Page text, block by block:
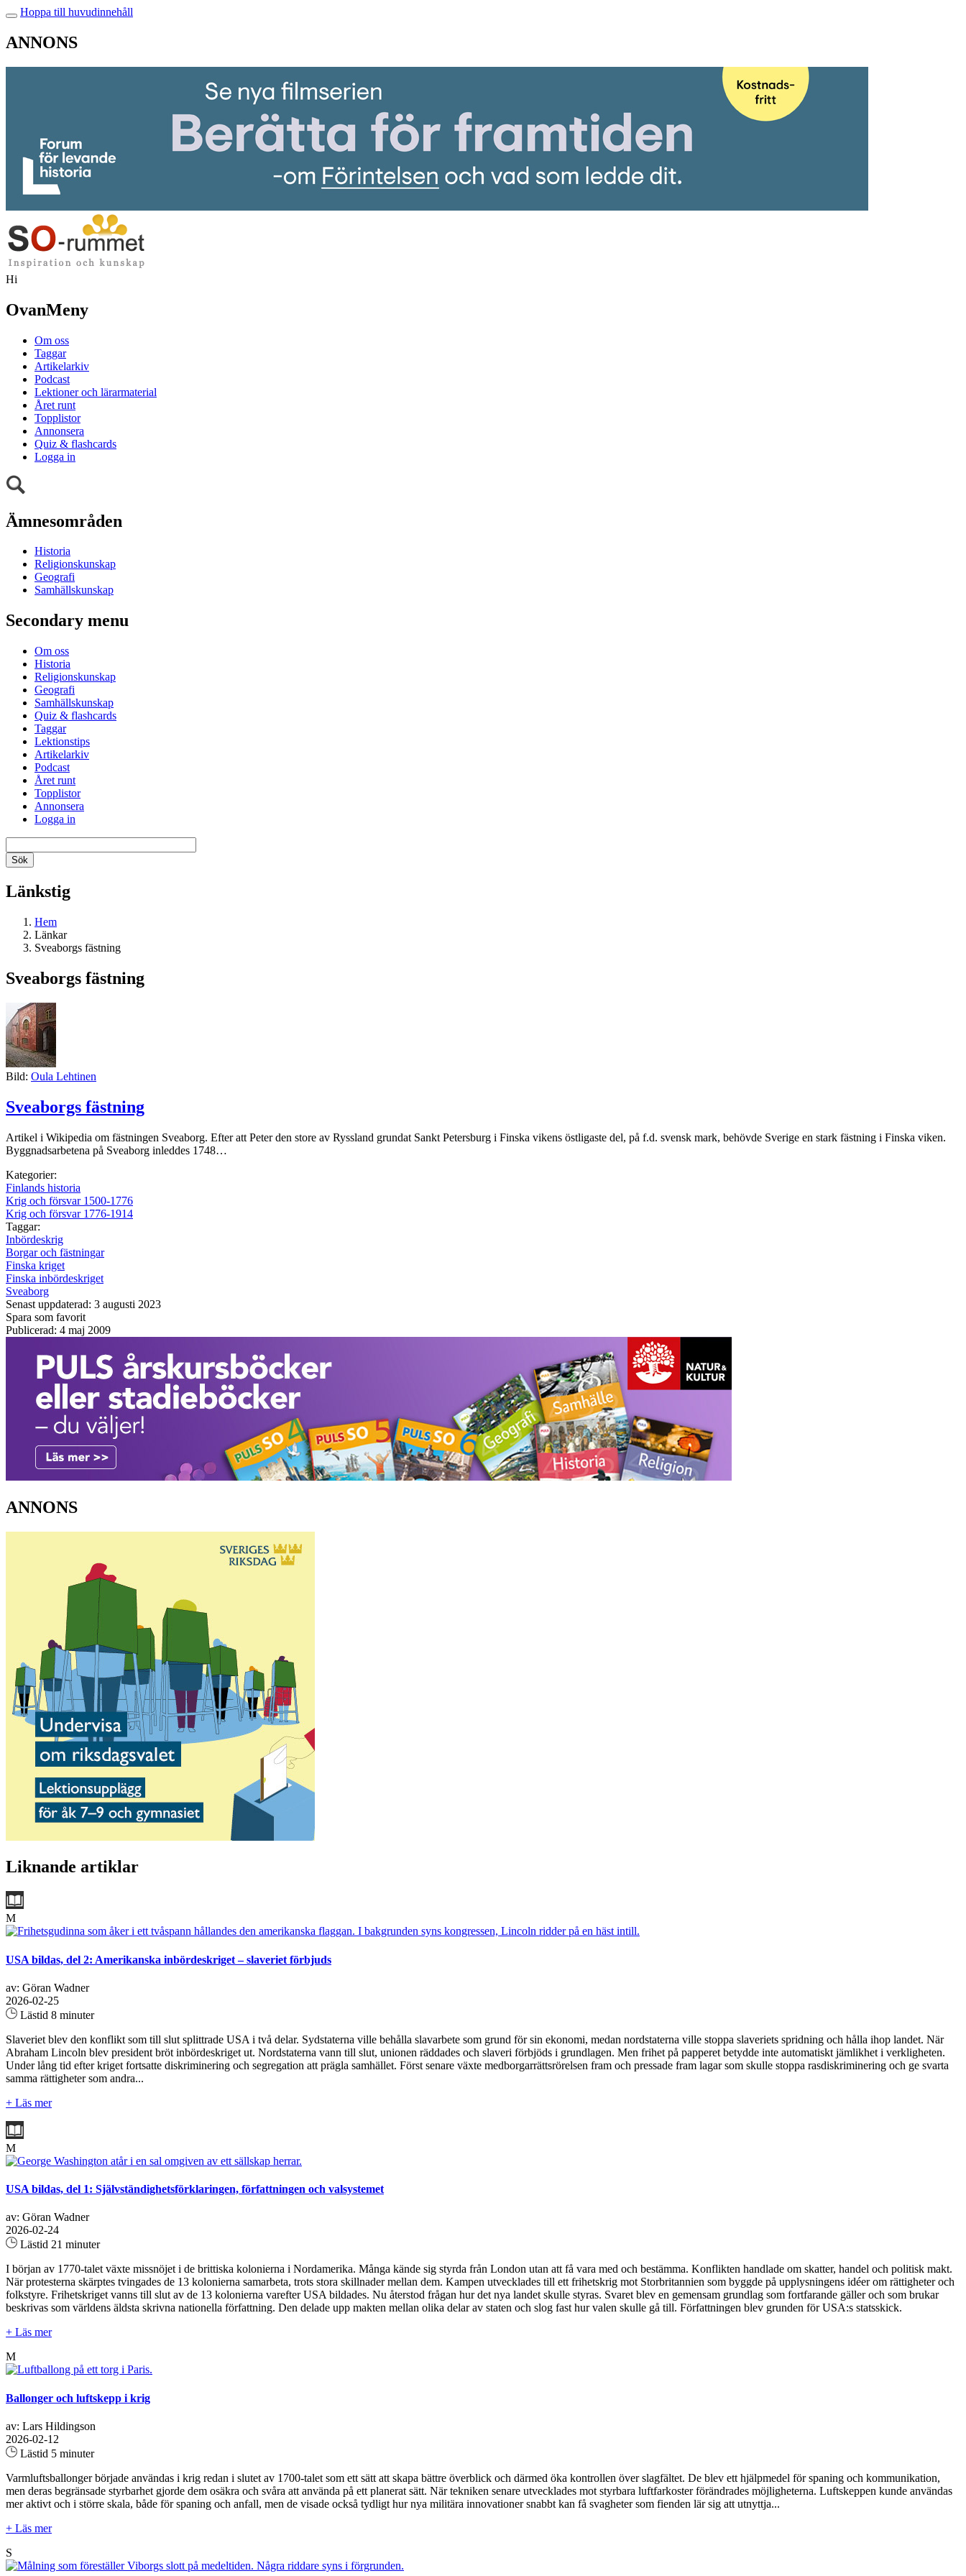
Hoppa till huvudinnehåll
ANNONS
Hi
OvanMeny
Om oss
Taggar
Artikelarkiv
Podcast
Lektioner och lärarmaterial
Året runt
Topplistor
Annonsera
Quiz & flashcards
Logga in
Ämnesområden
Historia
Religionskunskap
Geografi
Samhällskunskap
Secondary menu
Om oss
Historia
Religionskunskap
Geografi
Samhällskunskap
Quiz & flashcards
Taggar
Lektionstips
Artikelarkiv
Podcast
Året runt
Topplistor
Annonsera
Logga in
Länkstig
Hem
Länkar
Sveaborgs fästning
Sveaborgs fästning
Bild: Oula Lehtinen
Sveaborgs fästning
Artikel i Wikipedia om fästningen Sveaborg. Efter att Peter den store av Ryssland grundat Sankt Petersburg i Finska vikens östligaste del, på f.d. svensk mark, behövde Sverige en stark fästning i Finska viken.
Byggnadsarbetena på Sveaborg inleddes 1748…
Kategorier:
Finlands historia
Krig och försvar 1500-1776
Krig och försvar 1776-1914
Taggar:
Inbördeskrig
Borgar och fästningar
Finska kriget
Finska inbördeskriget
Sveaborg
Senast uppdaterad: 3 augusti 2023
Spara som favorit
Publicerad: 4 maj 2009
ANNONS
Liknande artiklar
M
USA bildas, del 2: Amerikanska inbördeskriget – slaveriet förbjuds
av: Göran Wadner
2026-02-25
Lästid 8 minuter
Slaveriet blev den konflikt som till slut splittrade USA i två delar. Sydstaterna ville behålla slavarbete som grund för sin ekonomi, medan nordstaterna ville stoppa slaveriets spridning och hålla ihop landet. När
Abraham Lincoln blev president bröt inbördeskriget ut. Nordstaterna vann till slut, unionen räddades och slaveri förbjöds i grundlagen. Men frihet på papperet betydde inte automatiskt jämlikhet i verkligheten.
Under lång tid efter kriget fortsatte diskriminering och segregation att prägla samhället. Först senare växte medborgarrättsrörelsen fram och pressade fram lagar som skulle stoppa rasdiskriminering och ge svarta
samma rättigheter som andra...
+ Läs mer
M
USA bildas, del 1: Självständighetsförklaringen, författningen och valsystemet
av: Göran Wadner
2026-02-24
Lästid 21 minuter
I början av 1770-talet växte missnöjet i de brittiska kolonierna i Nordamerika. Många kände sig styrda från London utan att få vara med och bestämma. Konflikten handlade om skatter, handel och politisk makt.
När protesterna skärptes tvingades de 13 kolonierna samarbeta, trots stora skillnader mellan dem. Kampen utvecklades till ett frihetskrig mot Storbritannien som byggde på upplysningens idéer om rättigheter och
folkstyre. Frihetskriget vanns till slut av de 13 kolonierna varefter USA bildades. Nu återstod frågan hur det nya landet skulle styras. Svaret blev en gemensam grundlag som fortfarande gäller och som brukar
beskrivas som världens äldsta skrivna nationella författning. Den delade upp makten mellan olika delar av staten och slog fast hur valen skulle gå till. Författningen blev grunden för USA:s statsskick.
+ Läs mer
M
Ballonger och luftskepp i krig
av: Lars Hildingson
2026-02-12
Lästid 5 minuter
Varmluftsballonger började användas i krig redan i slutet av 1700-talet som ett sätt att skapa bättre överblick och därmed öka kontrollen över slagfältet. De blev ett hjälpmedel för spaning och kommunikation,
men deras begränsade styrbarhet gjorde dem osäkra och svåra att använda på ett planerat sätt. När tekniken senare utvecklades mot styrbara luftfarkoster förändrades möjligheterna. Luftskeppen kunde användas
mer aktivt och i större skala, både för spaning och anfall, men de visade också tydligt hur nya militära innovationer snabbt kan få svagheter som fienden lär sig att utnyttja...
+ Läs mer
S